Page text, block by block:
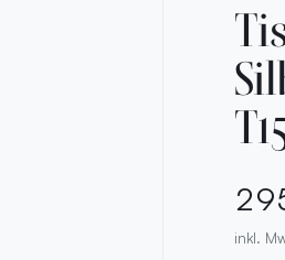
inkl.